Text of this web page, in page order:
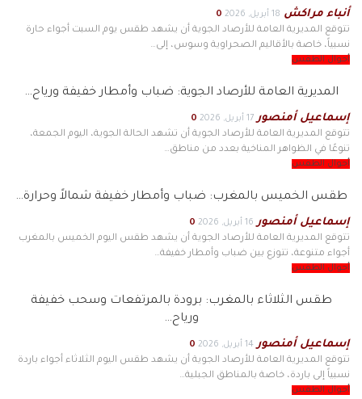
أنباء مراكش 18 أبريل, 2026 0
تتوقع المديرية العامة للأرصاد الجوية أن يشهد طقس يوم السبت أجواء حارة
نسبياً، خاصة بالأقاليم الصحراوية وسوس، إلى…
أحوال الطقس
المديرية العامة للأرصاد الجوية: ضباب وأمطار خفيفة ورياح…
إسماعيل أمنصور 17 أبريل, 2026 0
تتوقع المديرية العامة للأرصاد الجوية أن تشهد الحالة الجوية، اليوم الجمعة،
تنوعًا في الظواهر المناخية بعدد من مناطق…
أحوال الطقس
طقس الخميس بالمغرب: ضباب وأمطار خفيفة شمالاً وحرارة…
إسماعيل أمنصور 16 أبريل, 2026 0
تتوقع المديرية العامة للأرصاد الجوية أن يشهد طقس اليوم الخميس بالمغرب
أجواء متنوعة، تتوزع بين ضباب وأمطار خفيفة…
أحوال الطقس
طقس الثلاثاء بالمغرب: برودة بالمرتفعات وسحب خفيفة
ورياح…
إسماعيل أمنصور 14 أبريل, 2026 0
تتوقع المديرية العامة للأرصاد الجوية أن يشهد طقس اليوم الثلاثاء أجواء باردة
نسبياً إلى باردة، خاصة بالمناطق الجبلية…
أحوال الطقس